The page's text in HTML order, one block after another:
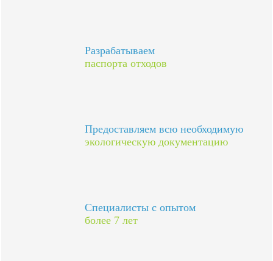
Разрабатываем
паспорта отходов
Предоставляем всю необходимую
экологическую документацию
Специалисты с опытом
более 7 лет